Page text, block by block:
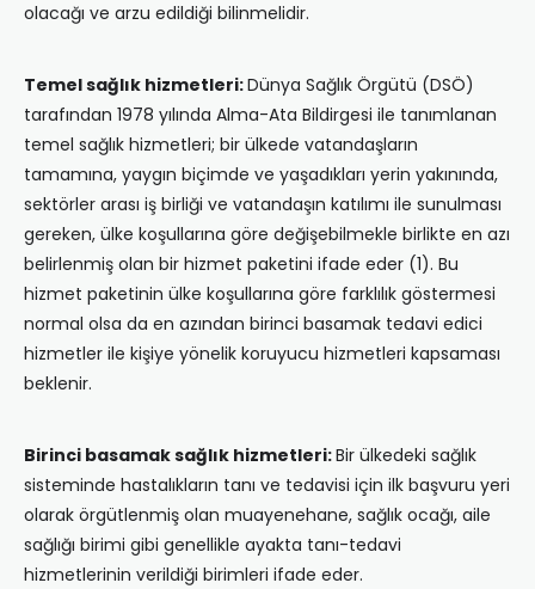
olacağı ve arzu edildiği bilinmelidir.
Temel sağlık hizmetleri:Dünya Sağlık Örgütü (DSÖ)
tarafından 1978 yılında Alma-Ata Bildirgesi ile tanımlanan
temel sağlık hizmetleri; bir ülkede vatandaşların
tamamına, yaygın biçimde ve yaşadıkları yerin yakınında,
sektörler arası iş birliği ve vatandaşın katılımı ile sunulması
gereken, ülke koşullarına göre değişebilmekle birlikte en azı
belirlenmiş olan bir hizmet paketini ifade eder (1). Bu
hizmet paketinin ülke koşullarına göre farklılık göstermesi
normal olsa da en azından birinci basamak tedavi edici
hizmetler ile kişiye yönelik koruyucu hizmetleri kapsaması
beklenir.
Birinci basamak sağlık hizmetleri:Bir ülkedeki sağlık
sisteminde hastalıkların tanı ve tedavisi için ilk başvuru yeri
olarak örgütlenmiş olan muayenehane, sağlık ocağı, aile
sağlığı birimi gibi genellikle ayakta tanı-tedavi
hizmetlerinin verildiği birimleri ifade eder.